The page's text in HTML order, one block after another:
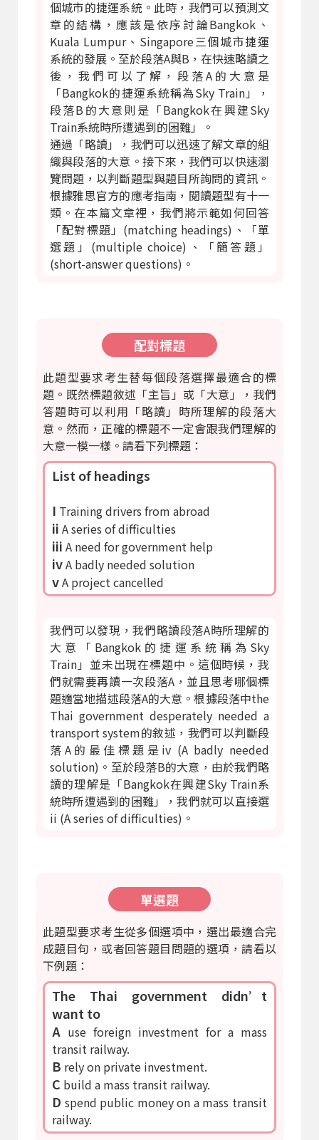
個城市的捷運系統。此時，我們可以預測文
章的結構，應該是依序討論Bangkok、
Kuala Lumpur、Singapore三個城市捷運
系統的發展。至於段落A與B，在快速略讀之
後，我們可以了解，段落A的大意是
「Bangkok的捷運系統稱為Sky Train」，
段落B的大意則是「Bangkok在興建Sky
Train系統時所遭遇到的困難」。
通過「略讀」，我們可以迅速了解文章的組
織與段落的大意。接下來，我們可以快速瀏
覽問題，以判斷題型與題目所詢問的資訊。
根據雅思官方的應考指南，閱讀題型有十一
類。在本篇文章裡，我們將示範如何回答
「配對標題」(matching headings)、「單
選題」(multiple choice)、「簡答題」
(short-answer questions)。
配對標題
此題型要求考生替每個段落選擇最適合的標
題。既然標題敘述「主旨」或「大意」，我們
答題時可以利用「略讀」時所理解的段落大
意。然而，正確的標題不一定會跟我們理解的
大意一模一樣。請看下列標題：
List of headings
I Training drivers from abroad
ii A series of difficulties
iii A need for government help
ivA badly needed solution
vA project cancelled
我們可以發現，我們略讀段落A時所理解的
大意「Bangkok的捷運系統稱為Sky
Train」並未出現在標題中。這個時候，我
們就需要再讀一次段落A，並且思考哪個標
題適當地描述段落A的大意。根據段落中the
Thai government desperately needed a
transport system的敘述，我們可以判斷段
落A的最佳標題是iv (A badly needed
solution)。至於段落B的大意，由於我們略
讀的理解是「Bangkok在興建Sky Train系
統時所遭遇到的困難」，我們就可以直接選
ii (A series of difficulties)。
單選題
此題型要求考生從多個選項中，選出最適合完
成題目句，或者回答題目問題的選項，請看以
下例題：
The Thai government didn’t
want to
A use foreign investment for a mass
transit railway.
B rely on private investment.
C build a mass transit railway.
D spend public money on a mass transit
railway.